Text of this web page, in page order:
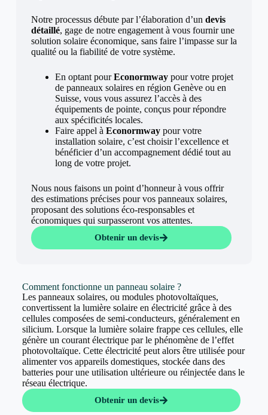
Notre processus débute par l’élaboration d’un devis
détaillé, gage de notre engagement à vous fournir une
solution solaire économique, sans faire l’impasse sur la
qualité ou la fiabilité de votre système.
En optant pourEconormwaypour votre projet
de panneaux solaires en région Genève ou en
Suisse, vous vous assurez l’accès à des
équipements de pointe, conçus pour répondre
aux spécificités locales.
Faire appel à Econormwaypour votre
installation solaire, c’est choisir l’excellence et
bénéficier d’un accompagnement dédié tout au
long de votre projet.
Nous nous faisons un point d’honneur à vous offrir
des estimations précises pour vos panneaux solaires,
proposant des solutions éco-responsables et
économiques qui surpasseront vos attentes.
Obtenir un devis
Comment fonctionne un panneau solaire ?
Les panneaux solaires, ou modules photovoltaïques,
convertissent la lumière solaire en électricité grâce à des
cellules composées de semi-conducteurs, généralement en
silicium. Lorsque la lumière solaire frappe ces cellules, elle
génère un courant électrique par le phénomène de l’effet
photovoltaïque. Cette électricité peut alors être utilisée pour
alimenter vos appareils domestiques, stockée dans des
batteries pour une utilisation ultérieure ou réinjectée dans le
réseau électrique.
Obtenir un devis